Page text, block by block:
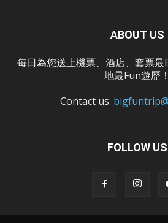
ABOUT US
每日為您送上機票、酒店、套票
地最Fun遊歷！
Contact us:
FOLLOW US